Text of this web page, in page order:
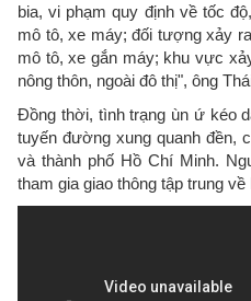
bia, vi phạm quy định về tốc
mô tô, xe máy; đối tượng xảy
mô tô, xe gắn máy; khu vực
nông thôn, ngoài đô thị", ông
Đồng thời, tình trạng ùn ứ kéo
tuyến đường xung quanh đền,
và thành phố Hồ Chí Minh.
tham gia giao thông tập trung